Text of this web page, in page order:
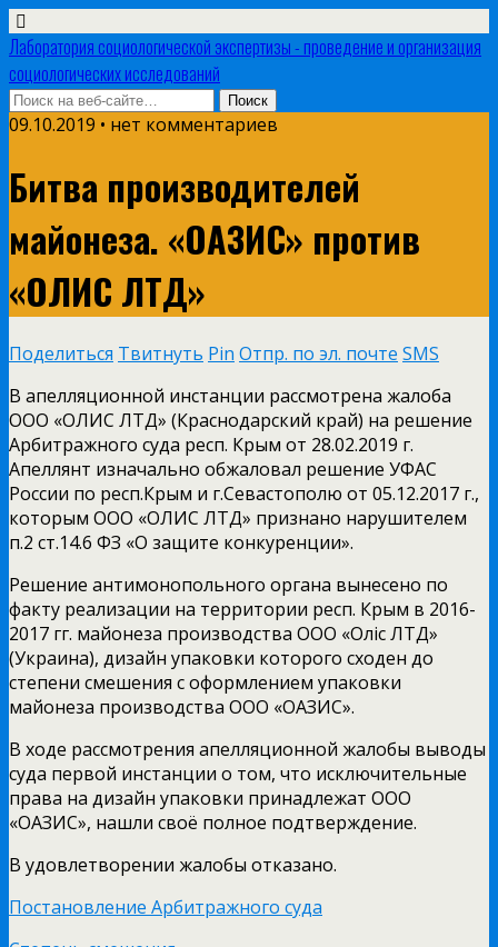
Лаборатория социологической экспертизы - проведение и организация
социологических исследований
09.10.2019 • нет комментариев
Битва производителей
майонеза. «ОАЗИС» против
«ОЛИС ЛТД»
Поделиться Твитнуть Pin Отпр. по эл. почте SMS
В апелляционной инстанции рассмотрена жалоба
ООО «ОЛИС ЛТД» (Краснодарский край) на решение
Арбитражного суда респ. Крым от 28.02.2019 г.
Апеллянт изначально обжаловал решение УФАС
России по респ.Крым и г.Севастополю от 05.12.2017 г.,
которым ООО «ОЛИС ЛТД» признано нарушителем
п.2 ст.14.6 ФЗ «О защите конкуренции».
Решение антимонопольного органа вынесено по
факту реализации на территории респ. Крым в 2016-
2017 гг. майонеза производства ООО «Олiс ЛТД»
(Украина), дизайн упаковки которого сходен до
степени смешения с оформлением упаковки
майонеза производства ООО «ОАЗИС».
В ходе рассмотрения апелляционной жалобы выводы
суда первой инстанции о том, что исключительные
права на дизайн упаковки принадлежат ООО
«ОАЗИС», нашли своё полное подтверждение.
В удовлетворении жалобы отказано.
Постановление Арбитражного суда